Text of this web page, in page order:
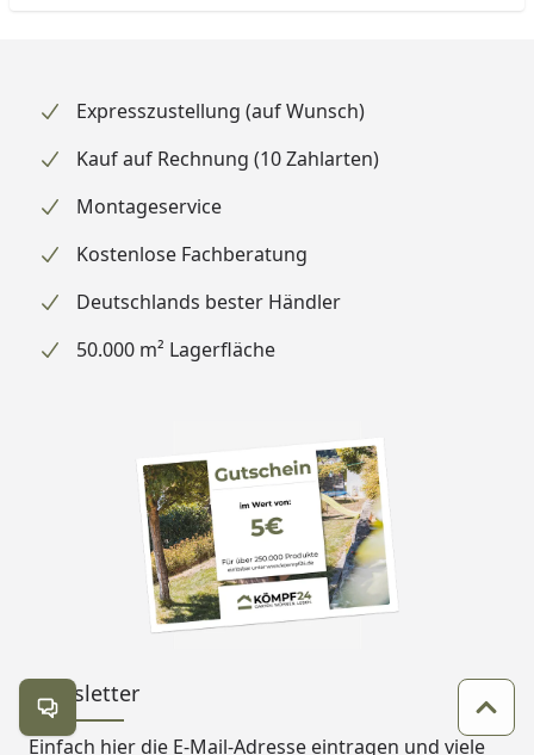
Expresszustellung (auf Wunsch)
Kauf auf Rechnung (10 Zahlarten)
Montageservice
Kostenlose Fachberatung
Deutschlands bester Händler
50.000 m² Lagerfläche
Newsletter
Einfach hier die E-Mail-Adresse eintragen und viele
Kontakt öffnen